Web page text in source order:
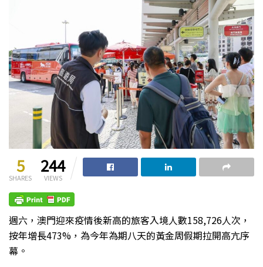
5
SHARES
244
VIEWS
週六，澳門迎來疫情後新高的旅客入境人數158,726人次，
按年增長473%，為今年為期八天的黃金周假期拉開高亢序
幕。